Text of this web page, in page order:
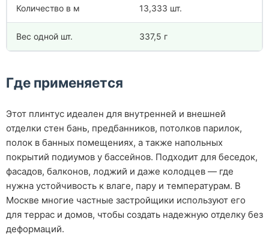
Количество в м 13,333 шт.
Вес одной шт. 337,5 г
Где применяется
Этот плинтус идеален для внутренней и внешней
отделки стен бань, предбанников, потолков парилок,
полок в банных помещениях, а также напольных
покрытий подиумов у бассейнов. Подходит для беседок,
фасадов, балконов, лоджий и даже колодцев — где
нужна устойчивость к влаге, пару и температурам. В
Москве многие частные застройщики используют его
для террас и домов, чтобы создать надежную отделку без
деформаций.